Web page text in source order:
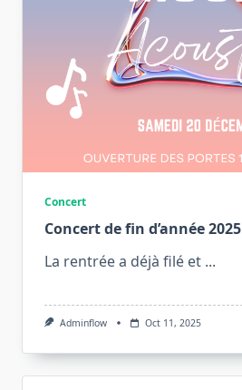
Concert
Concert de fin d’année 2025
La rentrée a déjà filé et ...
Adminflow Oct 11, 2025